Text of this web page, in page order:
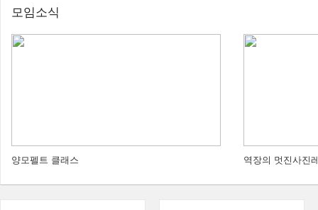
모임소식
양모펠트 클래스 역장의 멋진사진